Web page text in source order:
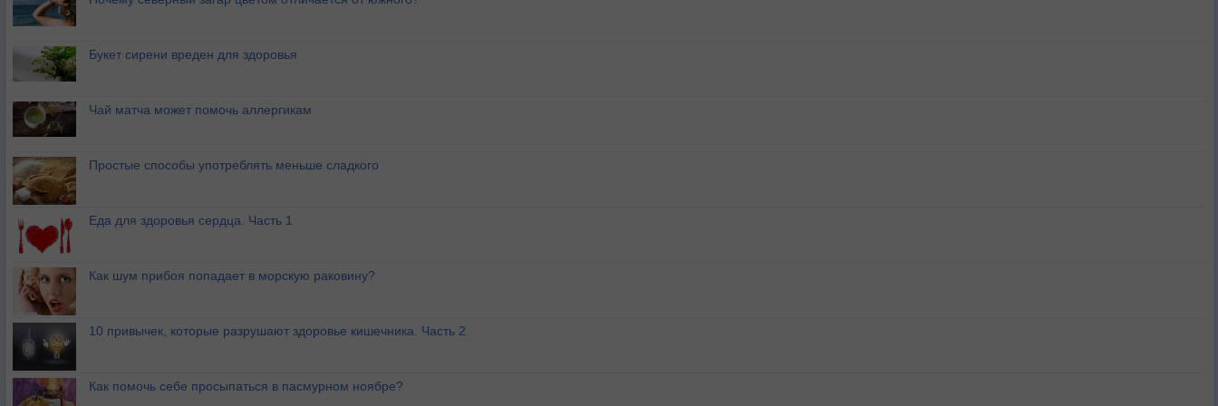
Букет сирени вреден для здоровья
Чай матча может помочь аллергикам
Простые способы употреблять меньше сладкого
Еда для здоровья сердца. Часть 1
Как шум прибоя попадает в морскую раковину?
10 привычек, которые разрушают здоровье кишечника. Часть 2
Как помочь себе просыпаться в пасмурном ноябре?